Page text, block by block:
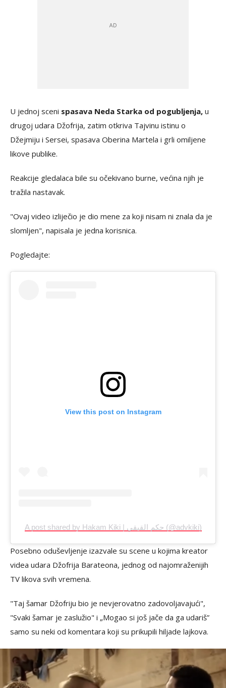
U jednoj sceni spasava Neda Starka od pogubljenja, u
drugoj udara Džofrija, zatim otkriva Tajvinu istinu o
Džejmiju i Sersei, spasava Oberina Martela i grli omiljene
likove publike.
Reakcije gledalaca bile su očekivano burne, većina njih je
tražila nastavak.
"Ovaj video izliječio je dio mene za koji nisam ni znala da je
slomljen", napisala je jedna korisnica.
Pogledajte:
View this post on Instagram
A post shared by Hakam Kiki | حكم القيقي (@advkiki)
Posebno oduševljenje izazvale su scene u kojima kreator
videa udara Džofrija Barateona, jednog od najomraženijih
TV likova svih vremena.
"Taj šamar Džofriju bio je nevjerovatno zadovoljavajući",
"Svaki šamar je zaslužio" i „Mogao si još jače da ga udariš”
samo su neki od komentara koji su prikupili hiljade lajkova.